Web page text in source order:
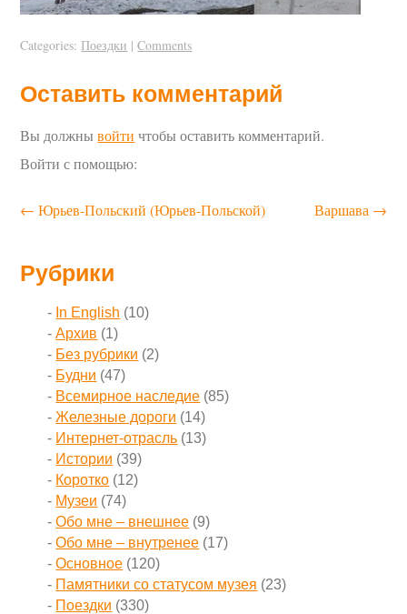
Categories: Поездки | Comments
Оставить комментарий
Вы должнывойти чтобы оставить комментарий.
Войти с помощью:
← Юрьев-Польский (Юрьев-Польской) Варшава →
Рубрики
In English (10)
Архив (1)
Без рубрики (2)
Будни (47)
Всемирное наследие (85)
Железные дороги (14)
Интернет-отрасль (13)
Истории (39)
Коротко (12)
Музеи (74)
Обо мне – внешнее (9)
Обо мне – внутренее (17)
Основное (120)
Памятники со статусом музея (23)
Поездки (330)